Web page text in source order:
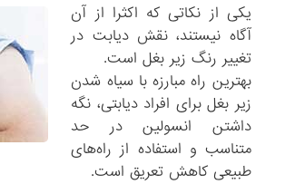
یکی از نکاتی که اکثرا از آن
آگاه نیستند، نقش دیابت در
تغییر رنگ زیر بغل است.
بهترین راه مبارزه با سیاه شدن
زیر بغل برای افراد دیابتی، نگه
داشتن انسولین در حد
متناسب و استفاده از راه‌های
طبیعی کاهش تعریق است.